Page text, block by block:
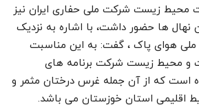
محیط زیست شرکت ملی حفاری ایران نیز
ها حضور داشت، با اشاره به نزدیک
ماه روز ملی هوای پاک ، گفت: به این مناسبت
و محیط زیست شرکت برنامه های
است که از آن جمله غرس درختان مثمر و
اقلیمی استان خوزستان می باشد.